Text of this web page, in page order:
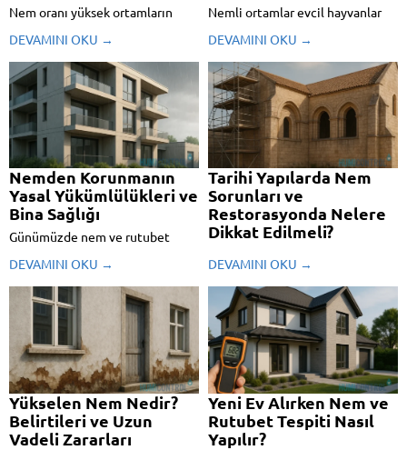
Nem oranı yüksek ortamların
alerji ve solunum hastalıklarıyla
bağlantısını ve Mursec ECO ile
çözüm yollarını keşfedin.
DEVAMINI OKU →
Nemli ortamlar evcil hayvanlar
açabilir. Sağlıklı bir yaşam alanı
için dikkat etmeniz gerekenleri
keşfedin!
DEVAMINI OKU →
Nemden Korunmanın
Yasal Yükümlülükleri ve
Bina Sağlığı
Günümüzde nem ve rutubet
zamanda yapıların bütünlüğünü
ve hukuki sorumlulukları da
etkileyen ciddi konular arasında
yer alıyor. Özellikle inşaat
sektörü, yönetmeliklerin daha da
sıkılaştığı bu dönemde, nem
kontrolünü artık bir tercih...
DEVAMINI OKU →
Tarihi Yapılarda Nem
Sorunları ve
Restorasyonda Nelere
Dikkat Edilmeli?
anlamak, doğru restorasyon
stratejilerini belirlemek
isteyenler için rehber.
DEVAMINI OKU →
Yükselen Nem Nedir?
Belirtileri ve Uzun
Vadeli Zararları
Yeni Ev Alırken Nem ve
Rutubet Tespiti Nasıl
Yapılır?